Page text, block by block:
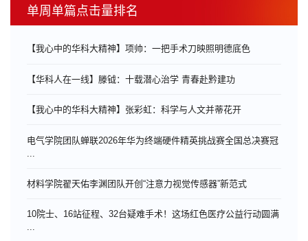
单周单篇点击量排名
【我心中的华科大精神】项帅：一把手术刀映照明德底色
【华科人在一线】滕钺：十载潜心治学 青春赴黔建功
【我心中的华科大精神】张彩虹：科学与人文并蒂花开
电气学院团队蝉联2026年华为终端硬件精英挑战赛全国总决赛冠
材料学院翟天佑李渊团队开创“注意力视觉传感器”新范式
10院士、16站征程、32台疑难手术！这场红色医疗公益行动圆满
...